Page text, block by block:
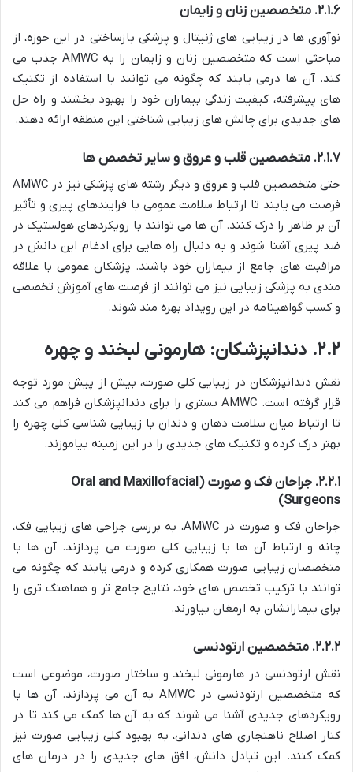
۲.۱.۶. متخصصین زنان و زایمان
نوآوری ها در زیبایی های ژنیتال و پزشکی بازساختی در این حوزه، از
مباحثی است که متخصصین زنان و زایمان را به AMWC جذب می
کند. آن ها درمی یابند که چگونه می توانند با استفاده از تکنیک
های پیشرفته، کیفیت زندگی بیماران خود را بهبود بخشند و راه حل
های جدیدی برای چالش های زیبایی شناختی این منطقه ارائه دهند.
۲.۱.۷. متخصصین قلب و عروق و سایر تخصص ها
حتی متخصصین قلب و عروق و دیگر رشته های پزشکی نیز در AMWC
فرصت می یابند تا ارتباط سلامت عمومی با فرایندهای پیری و تأثیر
آن بر ظاهر را درک کنند. آن ها می توانند با رویکردهای هولستیک در
ضد پیری آشنا شوند و به دنبال راه هایی برای ادغام این دانش در
مراقبت های جامع از بیماران خود باشند. پزشکان عمومی با علاقه
مندی به پزشکی زیبایی نیز می توانند از فرصت های آموزش تخصصی
و کسب گواهینامه در این رویداد بهره مند شوند.
۲.۲. دندانپزشکان: هارمونی لبخند و چهره
نقش دندانپزشکان در زیبایی کلی صورت، بیش از پیش مورد توجه
قرار گرفته است. AMWC بستری را برای دندانپزشکان فراهم می کند
تا ارتباط میان سلامت دهان و دندان با زیبایی شناسی کلی چهره را
بهتر درک کرده و تکنیک های جدیدی را در این زمینه بیاموزند.
۲.۲.۱. جراحان فک و صورت (Oral and Maxillofacial
Surgeons)
جراحان فک و صورت در AMWC، به بررسی جراحی های زیبایی فک،
چانه و ارتباط آن ها با زیبایی کلی صورت می پردازند. آن ها با
متخصصان زیبایی صورت همکاری کرده و درمی یابند که چگونه می
توانند با ترکیب تخصص های خود، نتایج جامع تر و هماهنگ تری را
برای بیمارانشان به ارمغان بیاورند.
۲.۲.۲. متخصصین ارتودنسی
نقش ارتودنسی در هارمونی لبخند و ساختار صورت، موضوعی است
که متخصصین ارتودنسی در AMWC به آن می پردازند. آن ها با
رویکردهای جدیدی آشنا می شوند که به آن ها کمک می کند تا در
کنار اصلاح ناهنجاری های دندانی، به بهبود کلی زیبایی صورت نیز
کمک کنند. این تبادل دانش، افق های جدیدی را در درمان های